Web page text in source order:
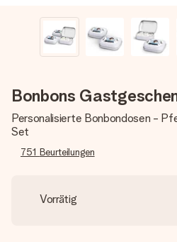
Bonbons
Personalisierte Bonbondosen -
Set
751 Beurteilungen
Vorrätig